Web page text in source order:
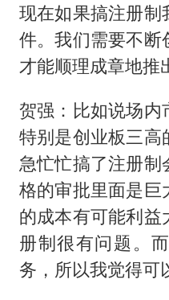
现在如果搞注册制
件。我们需要不断
才能顺理成章地推
贺强：比如说场内
特别是创业板三高
急忙忙搞了注册
格的审批里面是巨
的成本有可能利
册制很有问题。
务，所以我觉得可